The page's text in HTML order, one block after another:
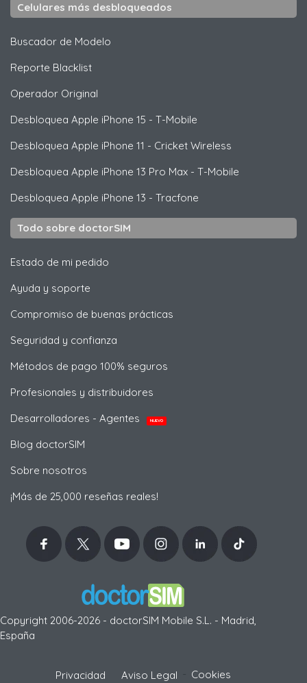
Celulares más desbloqueados
Buscador de Modelo
Reporte Blacklist
Operador Original
Desbloquea Apple iPhone 15 - T-Mobile
Desbloquea Apple iPhone 11 - Cricket Wireless
Desbloquea Apple iPhone 13 Pro Max - T-Mobile
Desbloquea Apple iPhone 13 - Tracfone
Todo sobre doctorSIM
Estado de mi pedido
Ayuda y soporte
Compromiso de buenas prácticas
Seguridad y confianza
Métodos de pago 100% seguros
Profesionales y distribuidores
Desarrolladores - Agentes
NUEVO
Blog doctorSIM
Sobre nosotros
¡Más de 25,000 reseñas reales!
Copyright 2006-2026 - doctorSIM Mobile S.L. - Madrid,
España
Privacidad Aviso Legal Cookies